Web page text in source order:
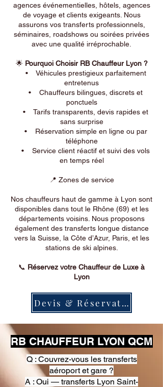
agences événementielles, hôtels, agences
de voyage et clients exigeants. Nous
assurons vos transferts professionnels,
séminaires, roadshows ou soirées privées
avec une qualité irréprochable.
🌟 Pourquoi Choisir RB Chauffeur Lyon ?
• Véhicules prestigieux parfaitement
entretenus
• Chauffeurs bilingues, discrets et
ponctuels
• Tarifs transparents, devis rapides et
sans surprise
• Réservation simple en ligne ou par
téléphone
• Service client réactif et suivi des vols
en temps réel
📍 Zones de service
Nos chauffeurs haut de gamme à Lyon sont
disponibles dans tout le Rhône (69) et les
départements voisins. Nous proposons
également des transferts longue distance
vers la Suisse, la Côte d’Azur, Paris, et les
stations de ski alpines.
📞 Réservez votre Chauffeur de Luxe à
Lyon
Devis & Réservation
RB CHAUFFEUR LYON QCM
Q : Couvrez-vous les transferts
aéroport et gare ?
A : Oui — transferts Lyon Saint-